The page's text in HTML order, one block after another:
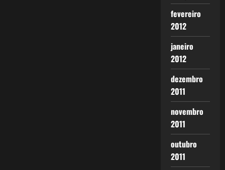
fevereiro
2012
janeiro
2012
dezembro
2011
novembro
2011
outubro
2011